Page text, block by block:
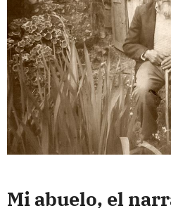
Mi abuelo, el